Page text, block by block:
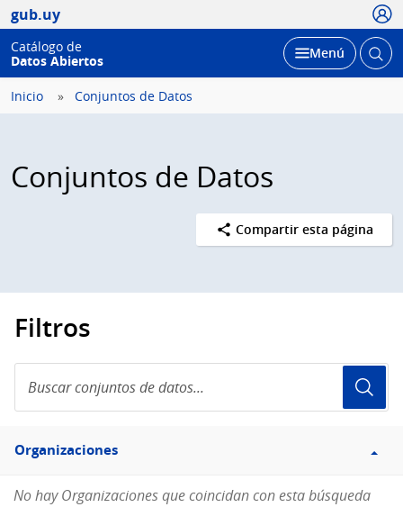
gub.uy
Catálogo de
Datos Abiertos
Desplegar
Menú Abrir
Inicio Conjuntos de Datos
Conjuntos de Datos
Compartir esta página
Filtros
conjuntos
de
Filtro
Organizaciones
Organizaciones
No hay Organizaciones que coincidan con esta búsqueda